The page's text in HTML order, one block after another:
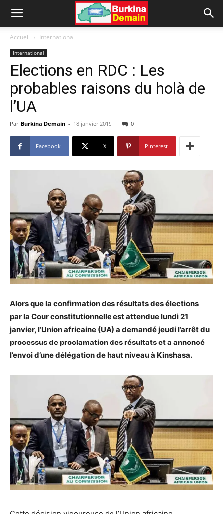
Accueil International
International
Elections en RDC : Les
probables raisons du holà de
l’UA
Par Burkina Demain - 18 janvier 2019 0
Facebook X Pinterest
Alors que la confirmation des résultats des élections
par la Cour constitutionnelle est attendue lundi 21
janvier, l’Union africaine (UA) a demandé jeudi l’arrêt du
processus de proclamation des résultats et a annoncé
l’envoi d’une délégation de haut niveau à Kinshasa.